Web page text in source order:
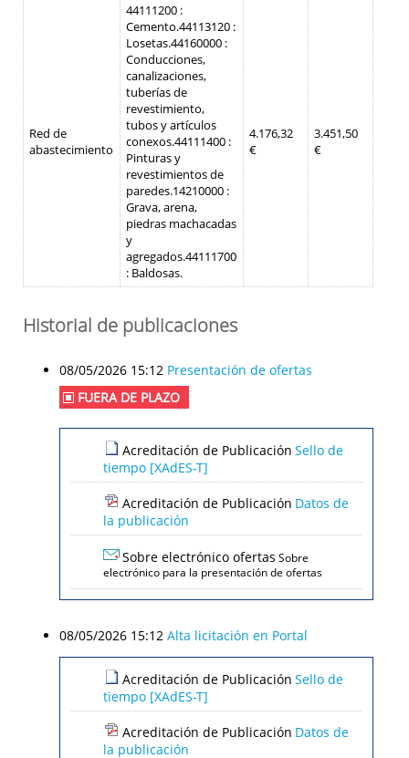
Red de
abastecimiento
44111200 :
Cemento.44113120 :
Losetas.44160000 :
Conducciones,
canalizaciones,
tuberías de
revestimiento,
tubos y artículos
conexos.44111400 :
Pinturas y
revestimientos de
paredes.14210000 :
Grava, arena,
piedras machacadas
y
agregados.44111700
: Baldosas.
4.176,32
€
3.451,50
€
Historial de publicaciones
08/05/2026 15:12 Presentación de ofertas
FUERA DE PLAZO
Acreditación de Publicación Sello de
tiempo [XAdES-T]
Acreditación de Publicación Datos de
la publicación
Sobre electrónico ofertas Sobre
electrónico para la presentación de ofertas
08/05/2026 15:12 Alta licitación en Portal
Acreditación de Publicación Sello de
tiempo [XAdES-T]
Acreditación de Publicación Datos de
la publicación